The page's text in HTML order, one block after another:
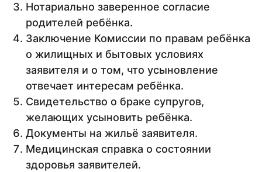
Нотариально заверенное согласие
родителей ребёнка.
Заключение Комиссии по правам ребёнка
о жилищных и бытовых условиях
заявителя и о том, что усыновление
отвечает интересам ребёнка.
Свидетельство о браке супругов,
желающих усыновить ребёнка.
Документы на жильё заявителя.
Медицинская справка о состоянии
здоровья заявителей.